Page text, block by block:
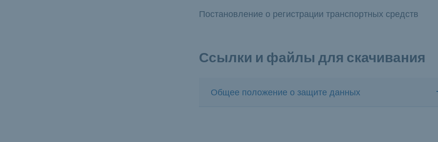
Постановление о регистрации транспортных средств
Ссылки и файлы для скачивания
Общее положение о защите данных